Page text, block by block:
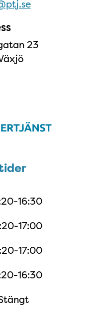
23
16:30
17:00
17:00
16:30